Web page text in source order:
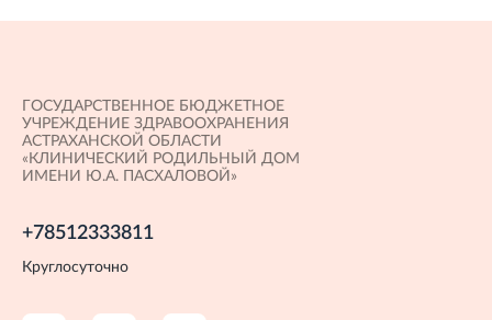
ГОСУДАРСТВЕННОЕ БЮДЖЕТНОЕ
УЧРЕЖДЕНИЕ ЗДРАВООХРАНЕНИЯ
АСТРАХАНСКОЙ ОБЛАСТИ
«КЛИНИЧЕСКИЙ РОДИЛЬНЫЙ ДОМ
ИМЕНИ Ю.А. ПАСХАЛОВОЙ»
+78512333811
Круглосуточно